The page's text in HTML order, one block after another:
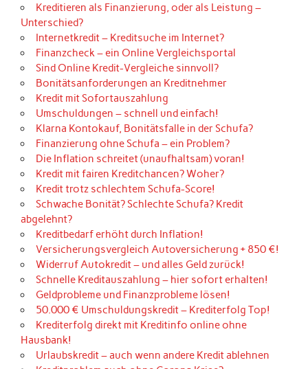
Kreditieren als Finanzierung, oder als Leistung –
Unterschied?
Internetkredit – Kreditsuche im Internet?
Finanzcheck – ein Online Vergleichsportal
Sind Online Kredit-Vergleiche sinnvoll?
Bonitätsanforderungen an Kreditnehmer
Kredit mit Sofortauszahlung
Umschuldungen – schnell und einfach!
Klarna Kontokauf, Bonitätsfalle in der Schufa?
Finanzierung ohne Schufa – ein Problem?
Die Inflation schreitet (unaufhaltsam) voran!
Kredit mit fairen Kreditchancen? Woher?
Kredit trotz schlechtem Schufa-Score!
Schwache Bonität? Schlechte Schufa? Kredit
abgelehnt?
Kreditbedarf erhöht durch Inflation!
Versicherungsvergleich Autoversicherung + 850 €!
Widerruf Autokredit – und alles Geld zurück!
Schnelle Kreditauszahlung – hier sofort erhalten!
Geldprobleme und Finanzprobleme lösen!
50.000 € Umschuldungskredit – Krediterfolg Top!
Krediterfolg direkt mit Kreditinfo online ohne
Hausbank!
Urlaubskredit – auch wenn andere Kredit ablehnen